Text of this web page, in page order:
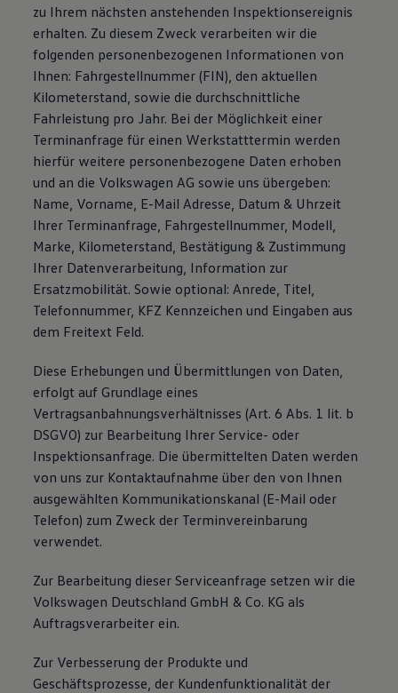
zu Ihrem nächsten anstehenden Inspektionsereignis
erhalten. Zu diesem Zweck verarbeiten wir die
folgenden personenbezogenen Informationen von
Ihnen: Fahrgestellnummer (FIN), den aktuellen
Kilometerstand, sowie die durchschnittliche
Fahrleistung pro Jahr. Bei der Möglichkeit einer
Terminanfrage für einen Werkstatttermin werden
hierfür weitere personenbezogene Daten erhoben
und an die Volkswagen AG sowie uns übergeben:
Name, Vorname, E-Mail Adresse, Datum & Uhrzeit
Ihrer Terminanfrage, Fahrgestellnummer, Modell,
Marke, Kilometerstand, Bestätigung & Zustimmung
Ihrer Datenverarbeitung, Information zur
Ersatzmobilität. Sowie optional: Anrede, Titel,
Telefonnummer, KFZ Kennzeichen und Eingaben aus
dem Freitext Feld.
Diese Erhebungen und Übermittlungen von Daten,
erfolgt auf Grundlage eines
Vertragsanbahnungsverhältnisses (Art. 6 Abs. 1 lit. b
DSGVO) zur Bearbeitung Ihrer Service- oder
Inspektionsanfrage. Die übermittelten Daten werden
von uns zur Kontaktaufnahme über den von Ihnen
ausgewählten Kommunikationskanal (E-Mail oder
Telefon) zum Zweck der Terminvereinbarung
verwendet.
Zur Bearbeitung dieser Serviceanfrage setzen wir die
Volkswagen Deutschland GmbH & Co. KG als
Auftragsverarbeiter ein.
Zur Verbesserung der Produkte und
Geschäftsprozesse, der Kundenfunktionalität der